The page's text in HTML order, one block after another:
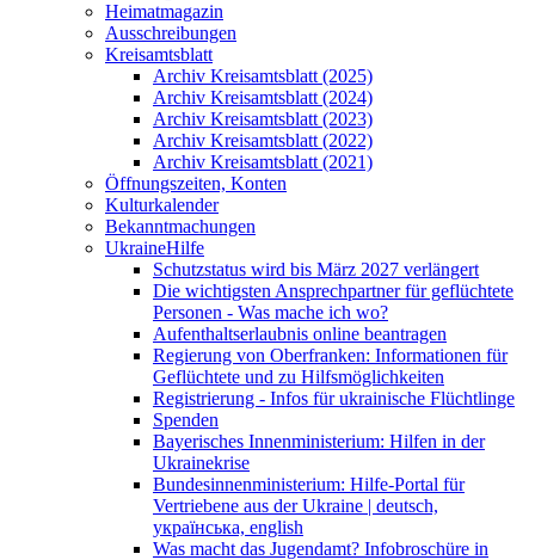
Heimatmagazin
Ausschreibungen
Kreisamtsblatt
Archiv Kreisamtsblatt (2025)
Archiv Kreisamtsblatt (2024)
Archiv Kreisamtsblatt (2023)
Archiv Kreisamtsblatt (2022)
Archiv Kreisamtsblatt (2021)
Öffnungszeiten, Konten
Kulturkalender
Bekanntmachungen
UkraineHilfe
Schutzstatus wird bis März 2027 verlängert
Die wichtigsten Ansprechpartner für geflüchtete
Personen - Was mache ich wo?
Aufenthaltserlaubnis online beantragen
Regierung von Oberfranken: Informationen für
Geflüchtete und zu Hilfsmöglichkeiten
Registrierung - Infos für ukrainische Flüchtlinge
Spenden
Bayerisches Innenministerium: Hilfen in der
Ukrainekrise
Bundesinnenministerium: Hilfe-Portal für
Vertriebene aus der Ukraine | deutsch,
українська, english
Was macht das Jugendamt? Infobroschüre in